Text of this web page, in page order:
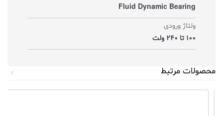
Fluid Dynamic Bearing
ولتاژ ورودی
100 تا 240 ولت
محصولات مرتبط